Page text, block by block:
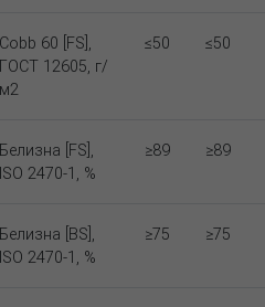
Cobb 60 [FS],
ГОСТ 12605, г/
м2
≤50 ≤50
Белизна [FS],
ISO 2470-1, %
≥89 ≥89
Белизна [BS],
ISO 2470-1, %
≥75 ≥75